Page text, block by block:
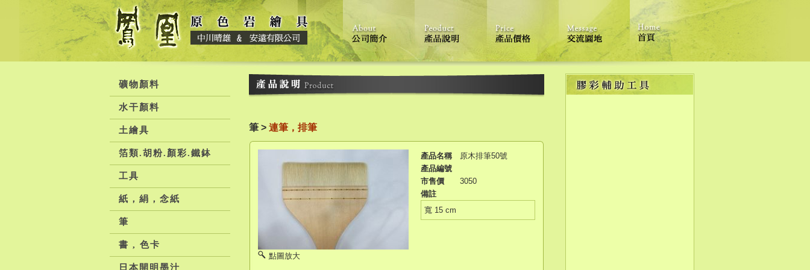
礦物顏料
水干顏料
土繪具
箔類.胡粉.顏彩.鐵鉢
工具
紙，絹，念紙
筆
書 , 色卡
日本開明墨汁
筆 > 連筆，排筆
產品名稱
原木排筆50號
產品編號
市售價
3050
備註
寬 15 cm
點圖放大